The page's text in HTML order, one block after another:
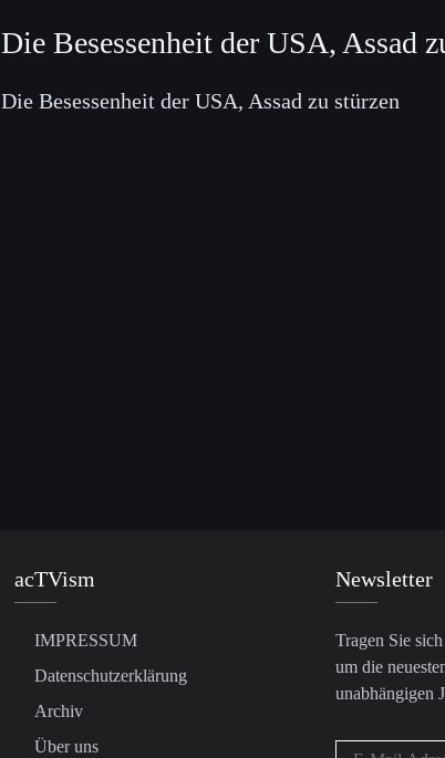
Die Besessenheit der USA, Assad
Die Besessenheit der USA, Assad zu stürzen
acTVism
IMPRESSUM
Datenschutzerklärung
Archiv
Über uns
Newsletter
Tragen Sie
um die
unabhängigen